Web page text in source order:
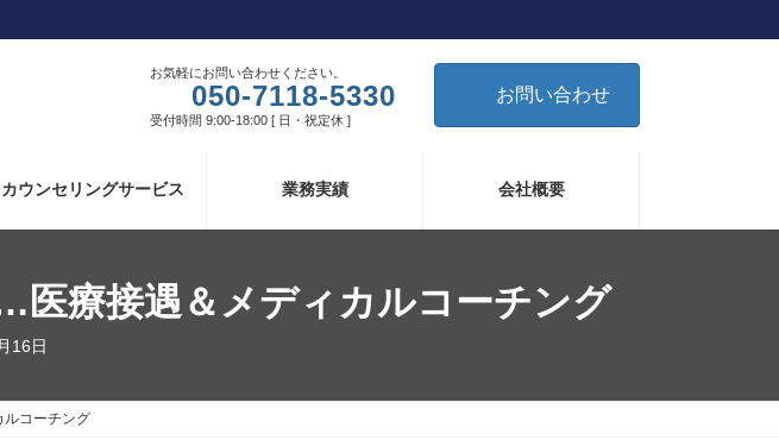
お気軽にお問い合わせください。
050-7118-5330
受付時間 9:00-18:00 [ 日・祝定休 ]
お問い合わせ
カウンセリングサービス 業務実績 会社概要
医療接遇＆メディカルコーチング
16日
コーチング